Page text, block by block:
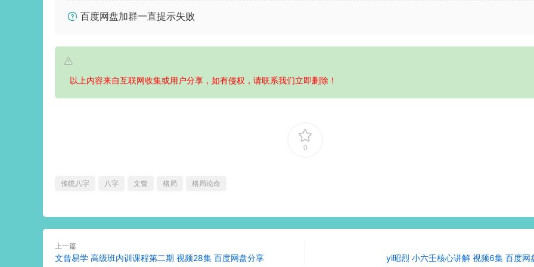
百度网盘加群一直提示失败
以上内容来自互联网收集或用户分享，如有侵权，请联系我们立即删除！
0
传统八字 八字 文曾 格局 格局论命
上一篇
文曾易学 高级班内训课程第二期 视频28集 百度网盘分享 yi昭烈 小六壬核心讲解 视频6集 百度网